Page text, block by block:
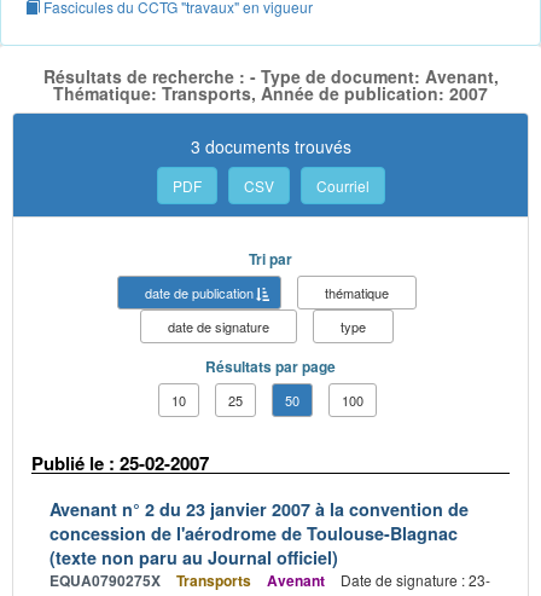
Fascicules du CCTG "travaux" en vigueur
Résultats de recherche : - Type de document: Avenant,
Thématique: Transports, Année de publication: 2007
3 documents trouvés
PDF CSV Courriel
Tri par
date de publication
thématique
date de signature
type
Résultats par page
10 25 50 100
Publié le : 25-02-2007
Avenant n° 2 du 23 janvier 2007 à la convention de
concession de l'aérodrome de Toulouse-Blagnac
(texte non paru au Journal officiel)
EQUA0790275X Transports Avenant
Date de signature : 23-